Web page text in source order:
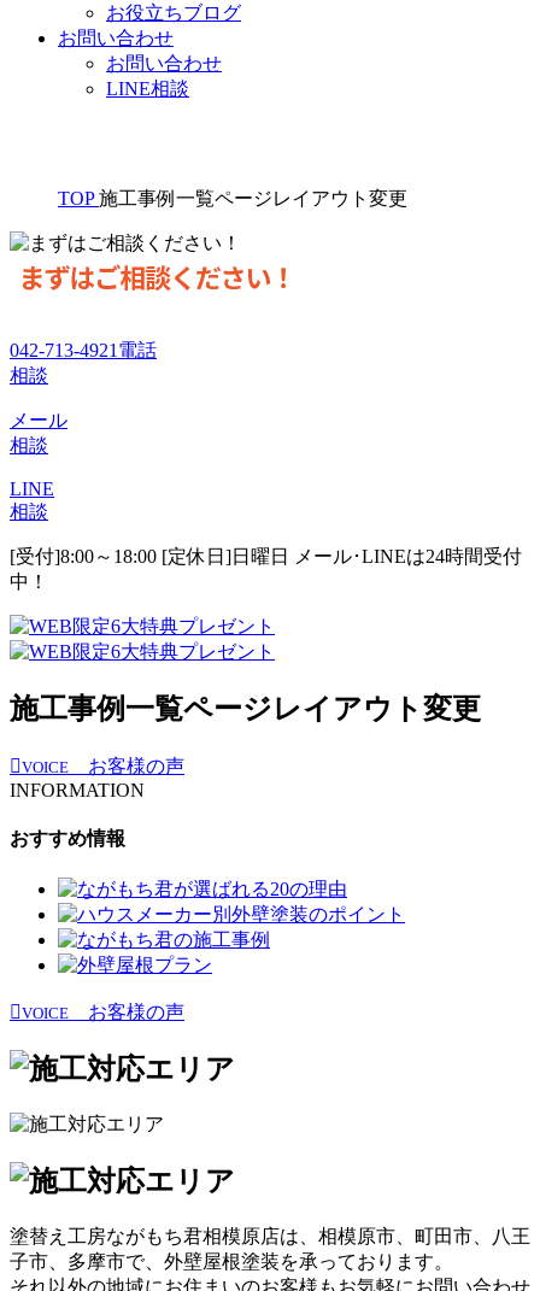
お役立ちブログ
お問い合わせ
お問い合わせ
LINE相談
TOP 施工事例一覧ページレイアウト変更
042-713-4921 電話
相談
メール
相談
LINE
相談
[受付]8:00～18:00 [定休日]日曜日
メール･LINEは24時間受付
中！
施工事例一覧ページレイアウト変更
VOICE
お客様の声
INFORMATION
おすすめ情報
VOICE お客様の声
塗替え工房ながもち君相模原店は、相模原市、町田市、八王
子市、多摩市で、外壁屋根塗装を承っております。
それ以外の地域にお住まいのお客様もお気軽にお問い合わせ